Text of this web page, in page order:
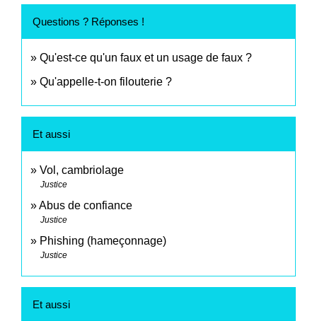
Questions ? Réponses !
Qu'est-ce qu'un faux et un usage de faux ?
Qu'appelle-t-on filouterie ?
Et aussi
Vol, cambriolage
Justice
Abus de confiance
Justice
Phishing (hameçonnage)
Justice
Et aussi